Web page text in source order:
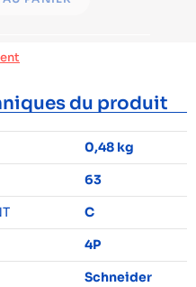
du produit
0,48 kg
63
C
4P
Schneider